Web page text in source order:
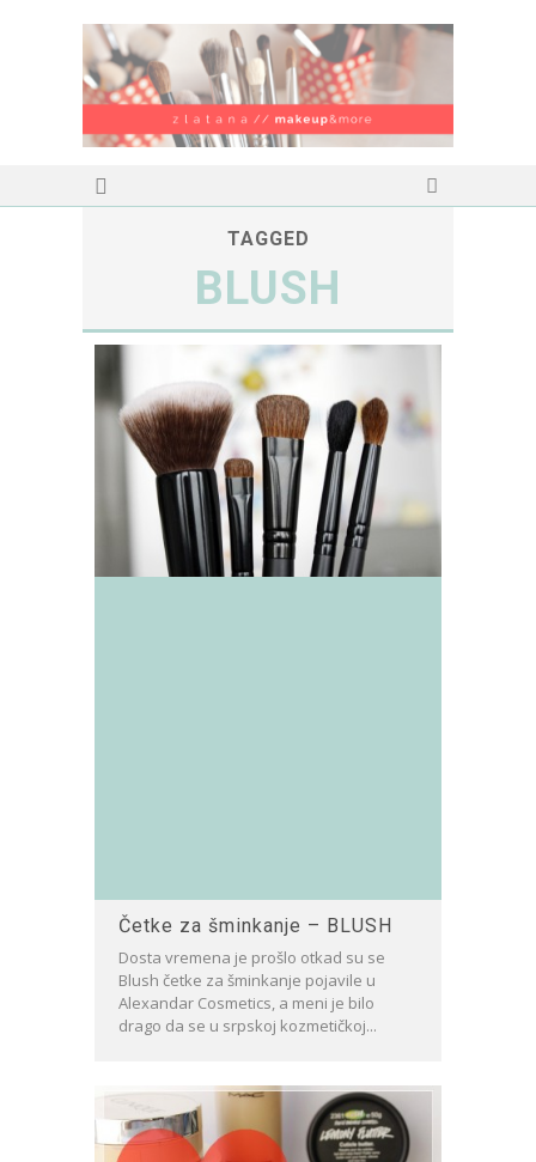
TAGGED
BLUSH
Četke za šminkanje – BLUSH
Dosta vremena je prošlo otkad su se
Blush četke za šminkanje pojavile u
Alexandar Cosmetics, a meni je bilo
drago da se u srpskoj kozmetičkoj...